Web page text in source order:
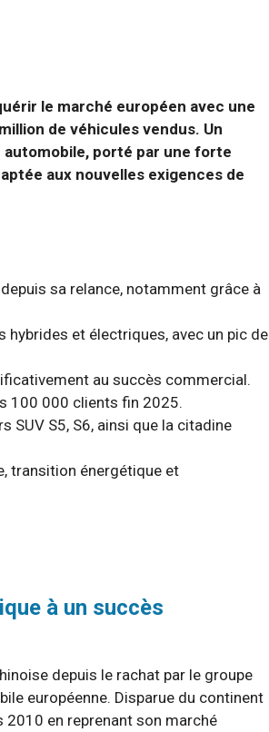
le marché européen avec une
de véhicules vendus. Un
porté par une forte
aux nouvelles exigences de
sa relance, notamment grâce à
et électriques, avec un pic de
au succès commercial.
100 000 clients fin 2025.
SUV S5, S6, ainsi que la citadine
transition énergétique et
à un succès
depuis le rachat par le groupe
européenne. Disparue du continent
2010 en reprenant son marché